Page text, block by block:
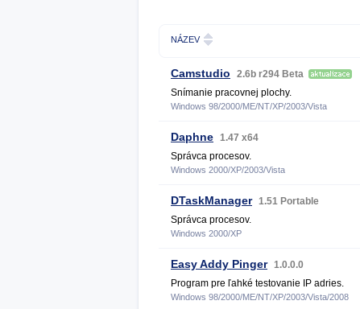
NÁZEV
Camstudio
2.6b r294 Beta
Snímanie pracovnej plochy.
Windows 98/2000/ME/NT/XP/2003/Vista
Daphne 1.47 x64
Správca procesov.
Windows 2000/XP/2003/Vista
DTaskManager 1.51 Portable
Správca procesov.
Windows 2000/XP
Easy Addy Pinger 1.0.0.0
Program pre ľahké testovanie IP adries.
Windows 98/2000/ME/NT/XP/2003/Vista/2008